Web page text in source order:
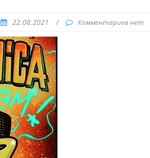
22.08.2021 / Комментариев нет